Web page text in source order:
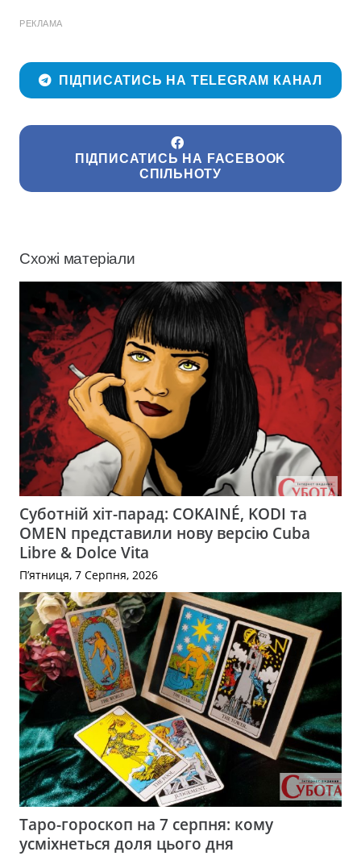
РЕКЛАМА
ПІДПИСАТИСЬ НА TELEGRAM КАНАЛ
ПІДПИСАТИСЬ НА FACEBOOK
СПІЛЬНОТУ
Схожі матеріали
Суботній хіт-парад: COKAINÉ, KODI та
OMEN представили нову версію Cuba
Libre & Dolce Vita
П’ятниця, 7 Серпня, 2026
Таро-гороскоп на 7 серпня: кому
усміхнеться доля цього дня